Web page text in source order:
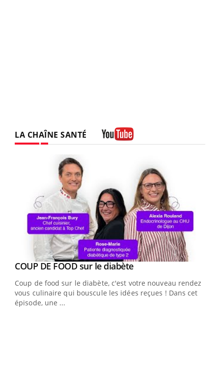
LA CHAÎNE SANTÉ
Youtube
COUP DE FOOD sur le diabèteYoutube
Coup de food sur le diabète, c'est votre nouveau rendez-
vous culinaire qui bouscule les idées reçues ! Dans cet
épisode, une ...